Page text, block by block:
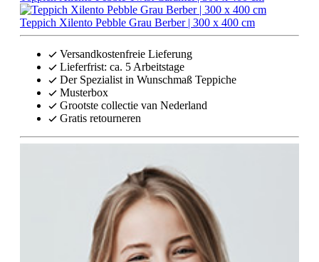
Teppich Xilento Pebble Grau Berber | 300 x 400 cm
Versandkostenfreie Lieferung
Lieferfrist: ca. 5 Arbeitstage
Der Spezialist in Wunschmaß Teppiche
Musterbox
Grootste collectie van Nederland
Gratis retourneren